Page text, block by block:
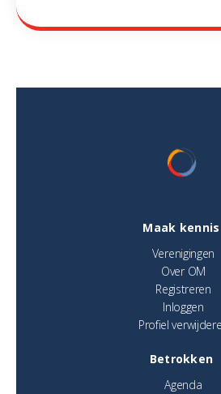
Maak kennis
Verenigingen
Over OM
Registreren
Inloggen
Profiel
Betrokken
Agenda